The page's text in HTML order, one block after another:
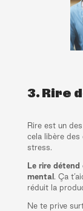
3. Rire
Rire est un
cela libère des
stress.
Le rire
mental . Ça
réduit la
Ne te prive